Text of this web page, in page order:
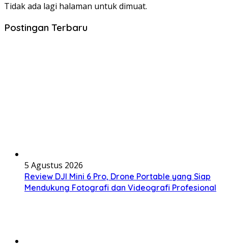
Tidak ada lagi halaman untuk dimuat.
Postingan Terbaru
5 Agustus 2026
Review DJI Mini 6 Pro, Drone Portable yang Siap
Mendukung Fotografi dan Videografi Profesional